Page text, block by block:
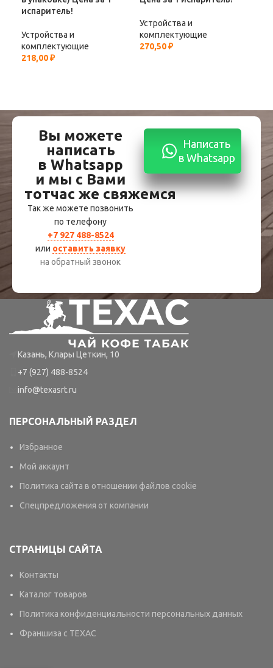
испаритель!
Устройства и
комплектующие
218,00₽
Устройства и
комплектующие
270,50₽
Вы можете
написать
в Whatsapp
и мы с Вами
тотчас же свяжемся
Так же можете позвонить
по телефону
+7 927 488-8524
или оставить заявку
на обратный звонок
Написать
в Whatsapp
Казань, Клары Цеткин, 10
+7 (927) 488-8524
info@texasrt.ru
ПЕРСОНАЛЬНЫЙ РАЗДЕЛ
Избранное
Мой аккаунт
Политика сайта в отношении файлов cookie
Спецпредложения от компании
СТРАНИЦЫ САЙТА
Контакты
Каталог товаров
Политика конфиденциальности персональных данных
Франшиза с TEXAC